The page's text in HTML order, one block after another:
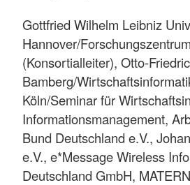
Gottfried Wilhelm Leibniz
Hannover/
(Konsortialleiter), Otto-
Bamberg/
Köln/Seminar für
Informationsmanagement,
Bund Deutschland e.V.,
e.V., e*Message Wireless
Deutschland GmbH,